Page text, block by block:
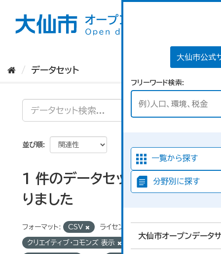
大仙市公式
フリーワード検索
一覧から探す
分野別に探す
大仙市オープンデータ
データセット
並び順
1 件のデータセットが見つか
りました
フォーマット: CSV ライセンス:
クリエイティブ・コモンズ 表示